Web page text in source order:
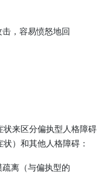
，容易愤怒地回
来区分偏执型人格障碍
）和其他人格障碍：
疏离（与偏执型的